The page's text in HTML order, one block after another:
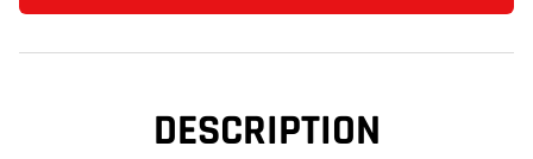
DESCRIPTION